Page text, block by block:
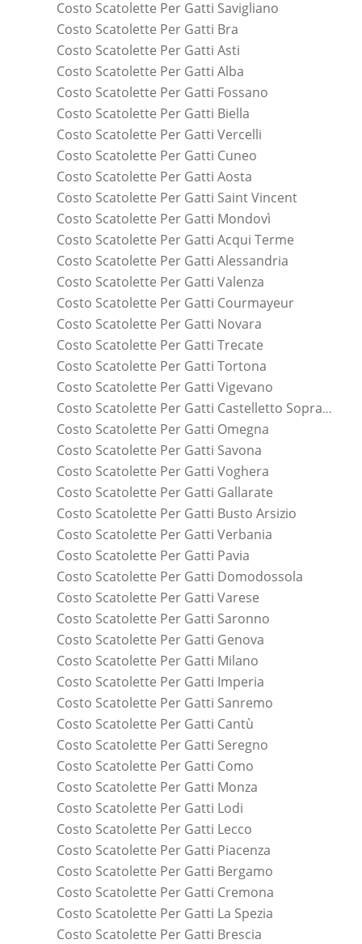
Costo Scatolette Per Gatti Savigliano
Costo Scatolette Per Gatti Bra
Costo Scatolette Per Gatti Asti
Costo Scatolette Per Gatti Alba
Costo Scatolette Per Gatti Fossano
Costo Scatolette Per Gatti Biella
Costo Scatolette Per Gatti Vercelli
Costo Scatolette Per Gatti Cuneo
Costo Scatolette Per Gatti Aosta
Costo Scatolette Per Gatti Saint Vincent
Costo Scatolette Per Gatti Mondovì
Costo Scatolette Per Gatti Acqui Terme
Costo Scatolette Per Gatti Alessandria
Costo Scatolette Per Gatti Valenza
Costo Scatolette Per Gatti Courmayeur
Costo Scatolette Per Gatti Novara
Costo Scatolette Per Gatti Trecate
Costo Scatolette Per Gatti Tortona
Costo Scatolette Per Gatti Vigevano
Costo Scatolette Per Gatti Castelletto Sopra Ticino
Costo Scatolette Per Gatti Omegna
Costo Scatolette Per Gatti Savona
Costo Scatolette Per Gatti Voghera
Costo Scatolette Per Gatti Gallarate
Costo Scatolette Per Gatti Busto Arsizio
Costo Scatolette Per Gatti Verbania
Costo Scatolette Per Gatti Pavia
Costo Scatolette Per Gatti Domodossola
Costo Scatolette Per Gatti Varese
Costo Scatolette Per Gatti Saronno
Costo Scatolette Per Gatti Genova
Costo Scatolette Per Gatti Milano
Costo Scatolette Per Gatti Imperia
Costo Scatolette Per Gatti Sanremo
Costo Scatolette Per Gatti Cantù
Costo Scatolette Per Gatti Seregno
Costo Scatolette Per Gatti Como
Costo Scatolette Per Gatti Monza
Costo Scatolette Per Gatti Lodi
Costo Scatolette Per Gatti Lecco
Costo Scatolette Per Gatti Piacenza
Costo Scatolette Per Gatti Bergamo
Costo Scatolette Per Gatti Cremona
Costo Scatolette Per Gatti La Spezia
Costo Scatolette Per Gatti Brescia